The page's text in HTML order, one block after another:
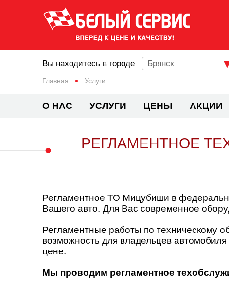
Главная Услуги
Вы находитесь в городе Брянск
О НАС УСЛУГИ ЦЕНЫ АКЦИИ
РЕГЛАМЕНТНОЕ
Регламентное ТО Мицубиши в
Вашего авто. Для Вас современное
Регламентные работы по техническому
возможность для владельцев
цене.
Мы проводим регламентное